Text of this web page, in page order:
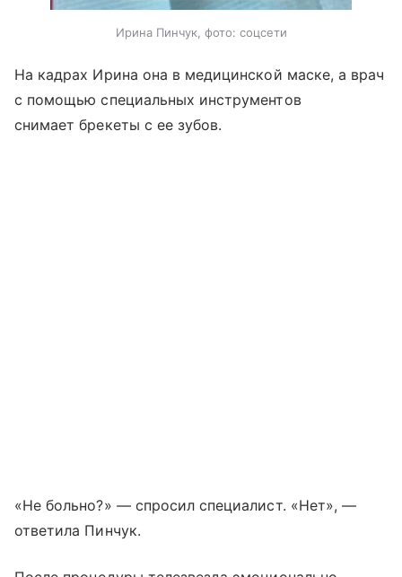
Ирина Пинчук, фото: соцсети
На кадрах Ирина она в медицинской маске, а врач
с помощью специальных инструментов
снимает брекеты с ее зубов.
«Не больно?» — спросил специалист. «Нет», —
ответила Пинчук.